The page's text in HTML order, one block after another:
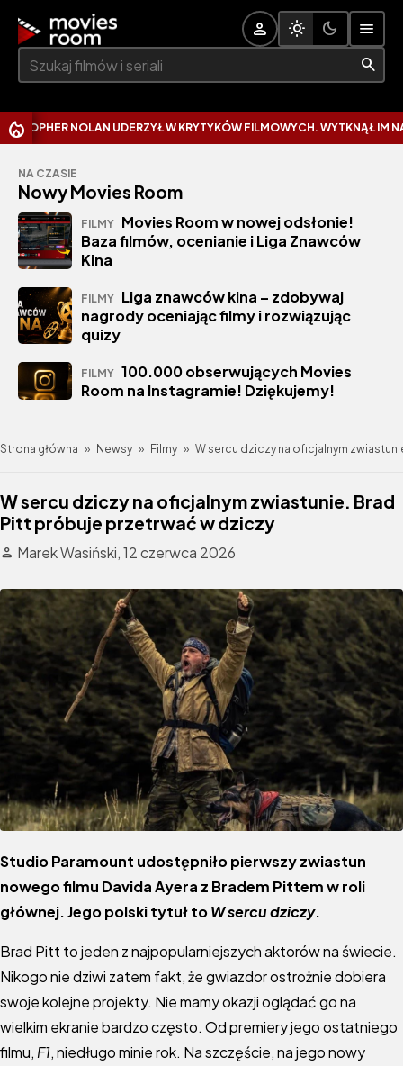
Szukaj:
NOLAN UDERZYŁ W KRYTYKÓW FILMOWYCH. WYTKNĄŁ IM
NA CZASIE
Nowy Movies Room
FILMY Movies Room w nowej odsłonie!
Baza filmów, ocenianie i Liga Znawców
Kina
FILMY Liga znawców kina – zdobywaj
nagrody oceniając filmy i rozwiązując
quizy
FILMY 100.000 obserwujących Movies
Room na Instagramie! Dziękujemy!
Strona główna » Newsy » Filmy » W sercu dziczy na oficjalnym
W sercu dziczy na oficjalnym zwiastunie. Brad
Pitt próbuje przetrwać w dziczy
Marek Wasiński,12 czerwca 2026
Studio Paramount udostępniło pierwszy zwiastun
nowego filmu Davida Ayera z Bradem Pittem w roli
głównej. Jego polski tytuł toW sercu dziczy.
Brad Pitt to jeden z najpopularniejszych aktorów na świecie.
Nikogo nie dziwi zatem fakt, że gwiazdor ostrożnie dobiera
swoje kolejne projekty. Nie mamy okazji oglądać go na
wielkim ekranie bardzo często. Od premiery jego ostatniego
filmu, F1, niedługo minie rok. Na szczęście, na jego nowy